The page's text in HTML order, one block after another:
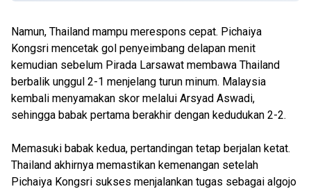
Namun, Thailand mampu merespons cepat. Pichaiya
Kongsri mencetak gol penyeimbang delapan menit
kemudian sebelum Pirada Larsawat membawa Thailand
berbalik unggul 2-1 menjelang turun minum. Malaysia
kembali menyamakan skor melalui Arsyad Aswadi,
sehingga babak pertama berakhir dengan kedudukan 2-2.
Memasuki babak kedua, pertandingan tetap berjalan ketat.
Thailand akhirnya memastikan kemenangan setelah
Pichaiya Kongsri sukses menjalankan tugas sebagai algojo